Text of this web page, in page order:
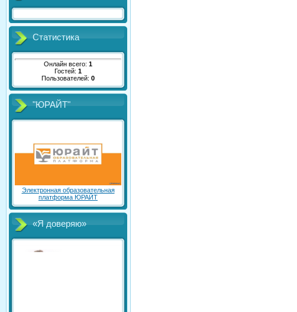
Статистика
Онлайн всего: 1
Гостей: 1
Пользователей: 0
"ЮРАЙТ"
Электронная образовательная
платформа ЮРАЙТ
«Я доверяю»